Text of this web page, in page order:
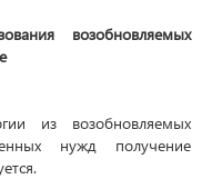
возобновляемых
из возобновляемых
нужд получение